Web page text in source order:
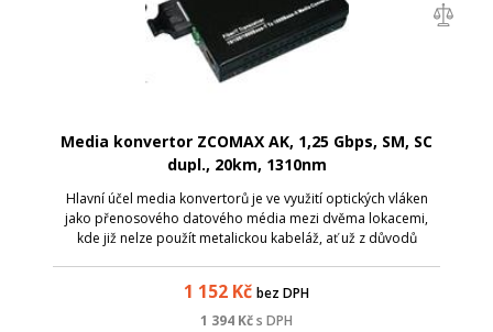
Media konvertor ZCOMAX AK, 1,25 Gbps, SM, SC
dupl., 20km, 1310nm
Hlavní účel media konvertorů je ve využití optických vláken
jako přenosového datového média mezi dvěma lokacemi,
kde již nelze použít metalickou kabeláž, ať už z důvodů
1 152 Kč bez DPH
1 394 Kčs DPH